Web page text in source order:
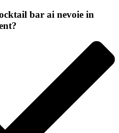
bar ai nevoie in